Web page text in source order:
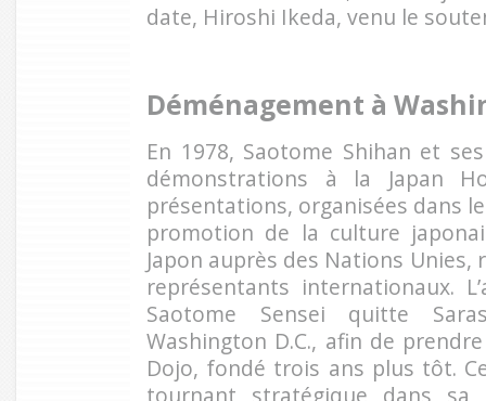
date, Hiroshi Ikeda, venu le
Déménagement à
En 1978, Saotome Shihan et
démonstrations à la Japan
présentations, organisées dans
promotion de la culture
Japon auprès des Nations
représentants internationaux.
Saotome Sensei quitte
Washington D.C., afin de
Dojo, fondé trois ans plus tôt.
tournant stratégique dans